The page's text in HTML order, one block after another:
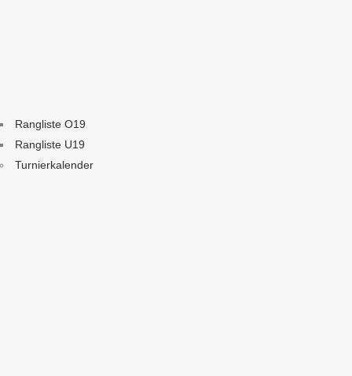
Rangliste O19
Rangliste U19
Turnierkalender